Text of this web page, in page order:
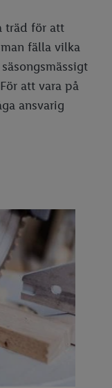
träd för att
fälla vilka
att vara på
ansvarig